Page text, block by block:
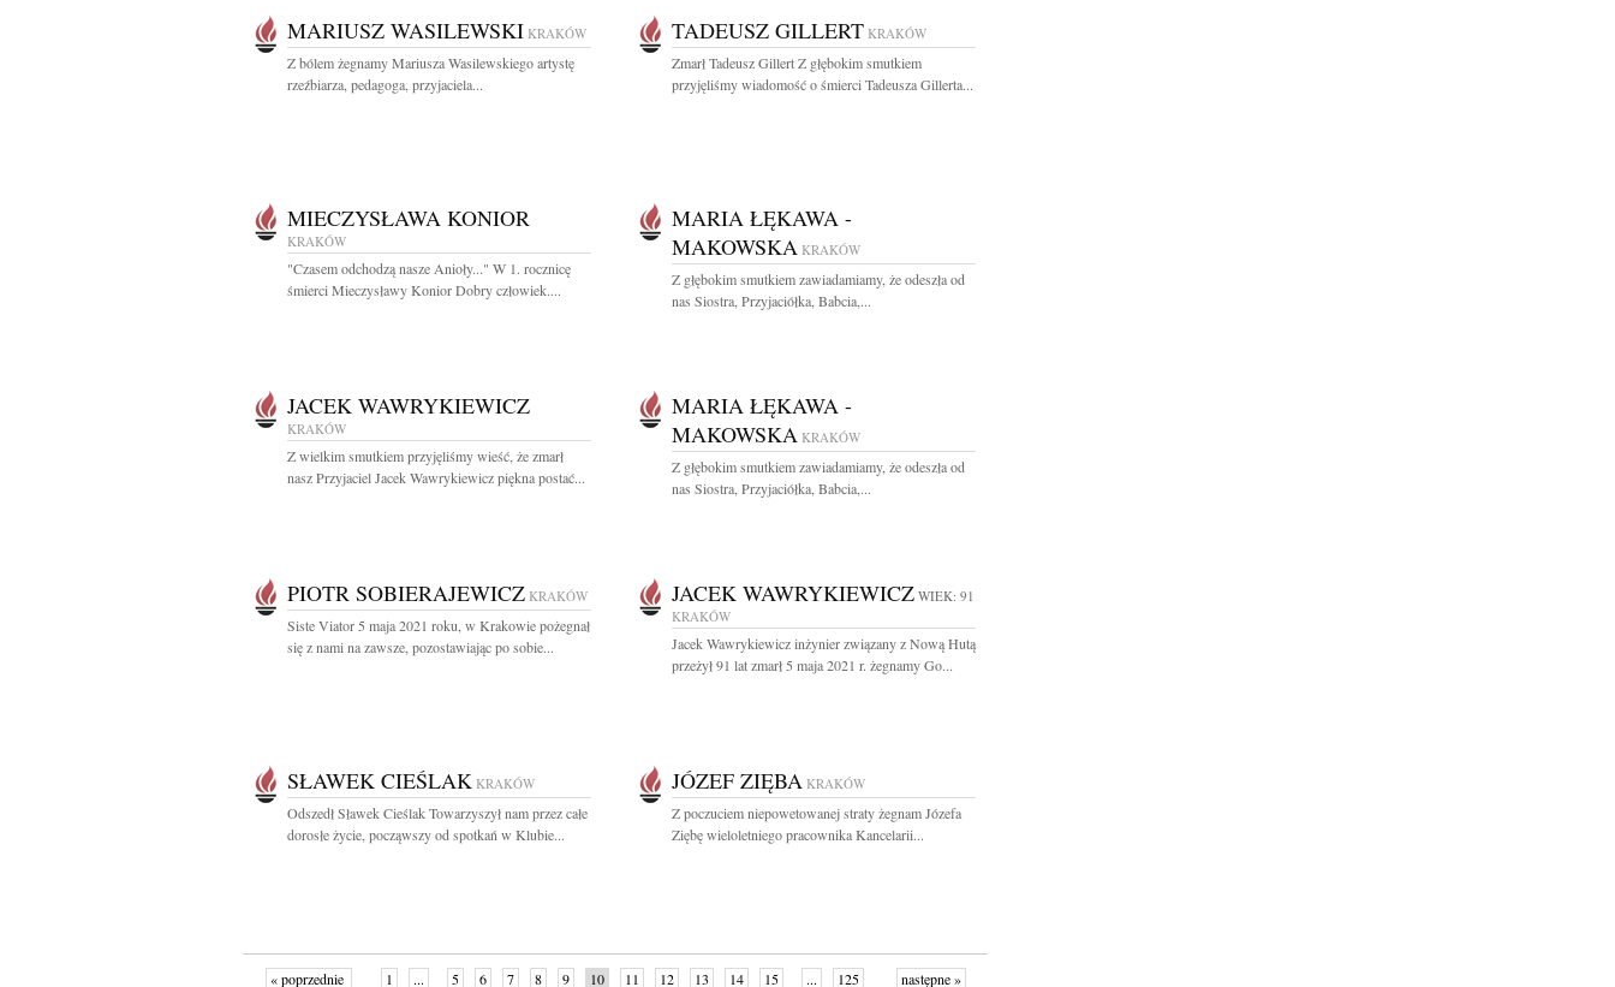
MARIUSZ WASILEWSKI KRAKÓW
Z bólem żegnamy Mariusza Wasilewskiego artystę
rzeźbiarza, pedagoga, przyjaciela...
TADEUSZ GILLERT KRAKÓW
Zmarł Tadeusz Gillert Z głębokim smutkiem
przyjęliśmy wiadomość o śmierci Tadeusza Gillerta...
MIECZYSŁAWA KONIOR
KRAKÓW
"Czasem odchodzą nasze Anioły..." W 1. rocznicę
śmierci Mieczysławy Konior Dobry człowiek....
MARIA ŁĘKAWA -
MAKOWSKA KRAKÓW
Z głębokim smutkiem zawiadamiamy, że odeszła od
nas Siostra, Przyjaciółka, Babcia,...
JACEK WAWRYKIEWICZ
KRAKÓW
Z wielkim smutkiem przyjęliśmy wieść, że zmarł
nasz Przyjaciel Jacek Wawrykiewicz piękna postać...
MARIA ŁĘKAWA -
MAKOWSKA KRAKÓW
Z głębokim smutkiem zawiadamiamy, że odeszła od
nas Siostra, Przyjaciółka, Babcia,...
PIOTR SOBIERAJEWICZ KRAKÓW
Siste Viator 5 maja 2021 roku, w Krakowie pożegnał
się z nami na zawsze, pozostawiając po sobie...
JACEK WAWRYKIEWICZ WIEK: 91
KRAKÓW
Jacek Wawrykiewicz inżynier związany z Nową Hutą
przeżył 91 lat zmarł 5 maja 2021 r. żegnamy Go...
SŁAWEK CIEŚLAK KRAKÓW
Odszedł Sławek Cieślak Towarzyszył nam przez całe
dorosłe życie, począwszy od spotkań w Klubie...
JÓZEF ZIĘBA KRAKÓW
Z poczuciem niepowetowanej straty żegnam Józefa
Ziębę wieloletniego pracownika Kancelarii...
« poprzednie 1 ... 5 6 7 8 9 10 11 12 13 14 15 ... 125 następne »